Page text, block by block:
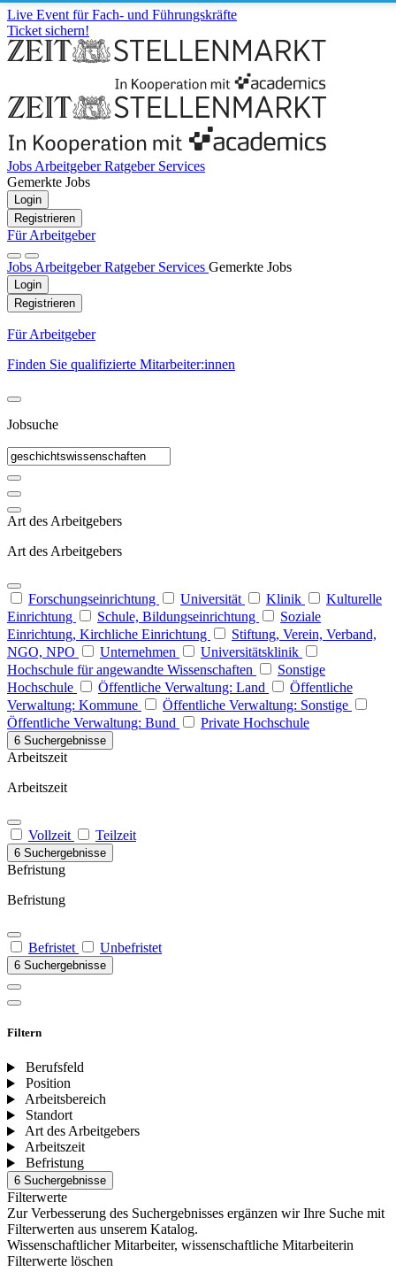
Live Event für Fach- und Führungskräfte
Ticket sichern!
Jobs ArbeitgeberRatgeber Services
Gemerkte Jobs
Login
Registrieren
Für Arbeitgeber
Jobs ArbeitgeberRatgeber Services Gemerkte Jobs
Login
Registrieren
Für Arbeitgeber
Finden Sie qualifizierte Mitarbeiter:innen
Jobsuche
Art des Arbeitgebers
Art des Arbeitgebers
Forschungseinrichtung Universität Klinik
Kulturelle
Einrichtung
Schule, Bildungseinrichtung
Soziale
Einrichtung, Kirchliche Einrichtung
Stiftung, Verein, Verband,
NGO, NPO
Unternehmen
Universitätsklinik
Hochschule für angewandte Wissenschaften
Sonstige
Hochschule
Öffentliche Verwaltung: Land
Öffentliche
Verwaltung: Kommune
Öffentliche Verwaltung: Sonstige
Öffentliche Verwaltung: Bund
Private Hochschule
6 Suchergebnisse
Arbeitszeit
Arbeitszeit
Vollzeit Teilzeit
6 Suchergebnisse
Befristung
Befristung
Befristet Unbefristet
6 Suchergebnisse
Filtern
Berufsfeld
Position
Arbeitsbereich
Standort
Art des Arbeitgebers
Arbeitszeit
Befristung
6 Suchergebnisse
Filterwerte
Zur Verbesserung des Suchergebnisses ergänzen wir Ihre Suche mit
Filterwerten aus unserem Katalog.
Wissenschaftlicher Mitarbeiter, wissenschaftliche Mitarbeiterin
Filterwerte löschen